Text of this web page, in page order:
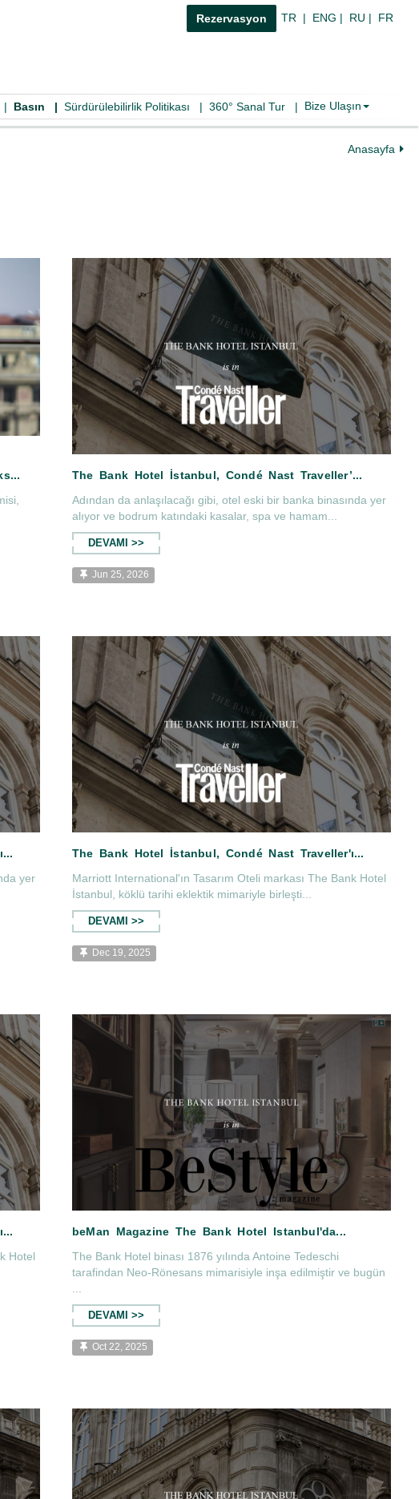
Rezervasyon TR | ENG | RU | FR
| Basın | Sürdürülebilirlik Politikası | 360° Sanal Tur | Bize Ulaşın
Anasayfa
Modern Lüks...
Adından da anlaşılacağı gibi, otel eski bir banka binasında yer
alıyor ve bodrum katındaki kasalar, spa ve hamam...
DEVAMI >>
Jun 25, 2026
yer
Marriott International'ın Tasarım Oteli markası The Bank Hotel
İstanbul, köklü tarihi eklektik mimariyle birleşti...
DEVAMI >>
Dec 19, 2025
Nast Traveller'ı...
Hotel
beMan Magazine The Bank
The Bank Hotel binası 1876 yılında Antoine Tedeschi
tarafindan Neo-Rönesans mimarisiyle inşa edilmiştir ve bugün
...
DEVAMI >>
Oct 22, 2025